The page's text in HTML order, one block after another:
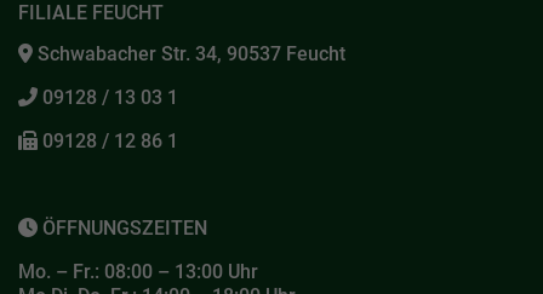
FILIALE FEUCHT
Schwabacher Str. 34, 90537 Feucht
09128 / 13 03 1
09128 / 12 86 1
ÖFFNUNGSZEITEN
Mo. – Fr.: 08:00 – 13:00 Uhr